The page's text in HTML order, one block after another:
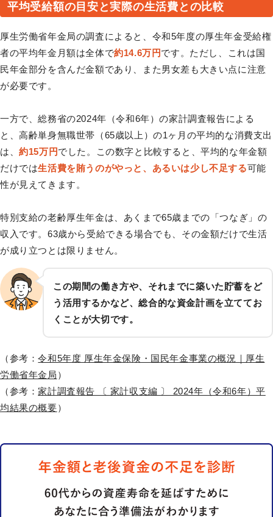
平均受給額の目安と実際の生活費との比較
厚生労働省年金局の調査によると、令和5年度の厚生年金受給権
者の平均年金月額は全体で約14.6万円です。ただし、これは国
民年金部分を含んだ金額であり、また男女差も大きい点に注意
が必要です。
一方で、総務省の2024年（令和6年）の家計調査報告による
と、高齢単身無職世帯（65歳以上）の1ヶ月の平均的な消費支出
は、約15万円でした。この数字と比較すると、平均的な年金額
だけでは生活費を賄うのがやっと、あるいは少し不足する可能
性が見えてきます。
特別支給の老齢厚生年金は、あくまで65歳までの「つなぎ」の
収入です。63歳から受給できる場合でも、その金額だけで生活
が成り立つとは限りません。
この期間の働き方や、それまでに築いた貯蓄をど
う活用するかなど、総合的な資金計画を立ててお
くことが大切です。
（参考：令和5年度 厚生年金保険・国民年金事業の概況｜厚生
労働省年金局 ）
（参考：家計調査報告 〔 家計収支編 〕 2024年（令和6年）平
均結果の概要）